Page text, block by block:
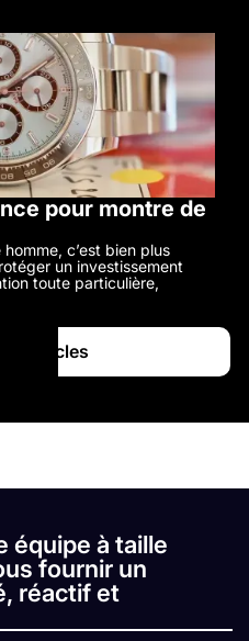
pour montre de
c’est bien plus
un investissement
toute particulière,
articles
équipe à taille
fournir un
réactif et